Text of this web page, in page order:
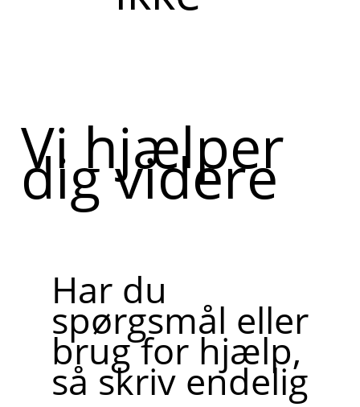
Vi hjælper
dig videre
Har du
spørgsmål eller
brug for hjælp,
så skriv endelig